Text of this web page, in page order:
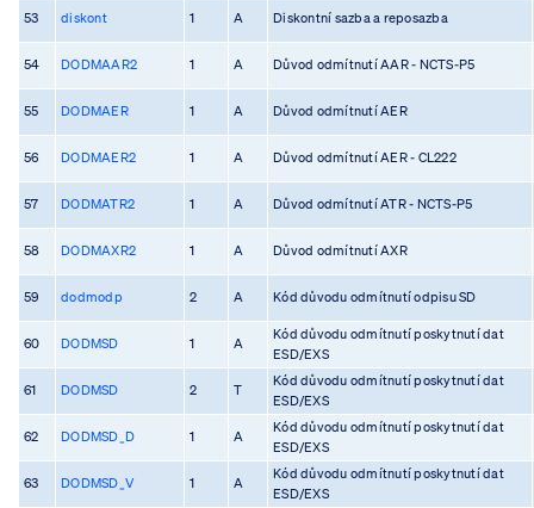
53 diskont 1 A Diskontní sazba a reposazba
54 DODMAAR2 1 A Důvod odmítnutí AAR - NCTS-P5
55 DODMAER 1 A Důvod odmítnutí AER
56 DODMAER2 1 A Důvod odmítnutí AER - CL222
57 DODMATR2 1 A Důvod odmítnutí ATR - NCTS-P5
58 DODMAXR2 1 A Důvod odmítnutí AXR
59 dodmodp 2 A Kód důvodu odmítnutí odpisu SD
60 DODMSD 1 A
Kód důvodu odmítnutí poskytnutí dat
ESD/EXS
61 DODMSD 2 T
Kód důvodu odmítnutí poskytnutí dat
ESD/EXS
62 DODMSD_D 1 A
Kód důvodu odmítnutí poskytnutí dat
ESD/EXS
63 DODMSD_V 1 A
Kód důvodu odmítnutí poskytnutí dat
ESD/EXS